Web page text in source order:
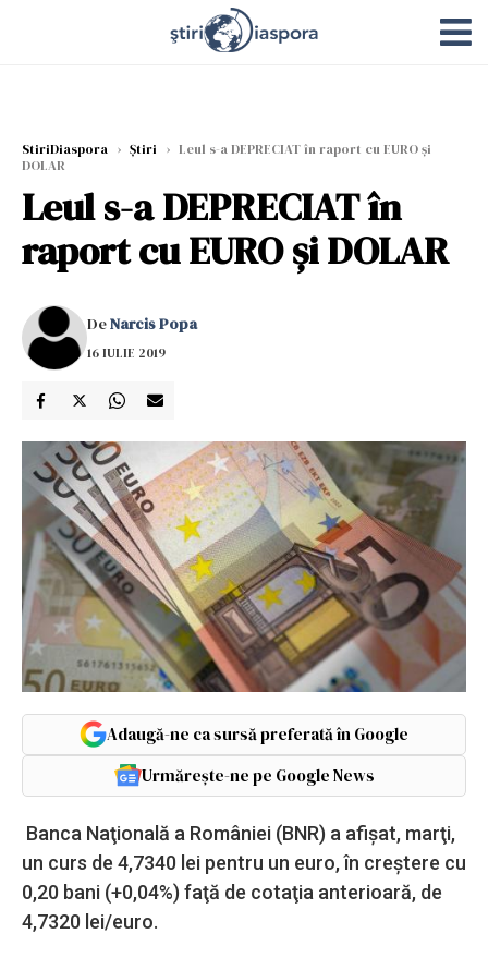
StiriDiaspora › Știri › Leul s-a DEPRECIAT în raport cu EURO și
DOLAR
Leul s-a DEPRECIAT în
raport cu EURO și DOLAR
DeNarcis Popa
16 IULIE 2019
Adaugă-ne ca sursă preferată în Google
Urmărește-ne pe Google News
Banca Naţională a României (BNR) a afişat, marţi,
un curs de 4,7340 lei pentru un euro, în creştere cu
0,20 bani (+0,04%) faţă de cotaţia anterioară, de
4,7320 lei/euro.